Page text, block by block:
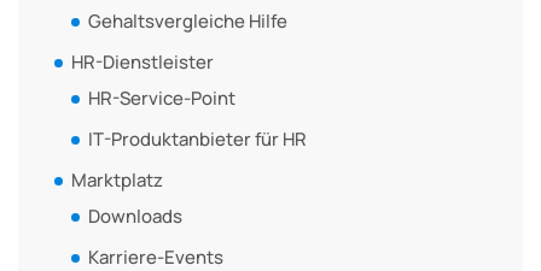
Gehaltsvergleiche Hilfe
HR-Dienstleister
HR-Service-Point
IT-Produktanbieter für HR
Marktplatz
Downloads
Karriere-Events